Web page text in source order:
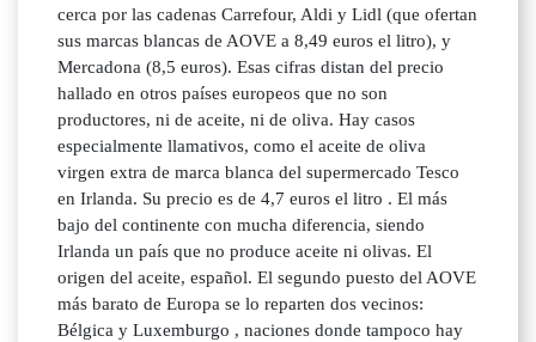
cerca por las cadenas Carrefour, Aldi y Lidl (que ofertan
sus marcas blancas de AOVE a 8,49 euros el litro), y
Mercadona (8,5 euros). Esas cifras distan del precio
hallado en otros países europeos que no son
productores, ni de aceite, ni de oliva. Hay casos
especialmente llamativos, como el aceite de oliva
virgen extra de marca blanca del supermercado Tesco
en Irlanda. Su precio es de 4,7 euros el litro . El más
bajo del continente con mucha diferencia, siendo
Irlanda un país que no produce aceite ni olivas. El
origen del aceite, español. El segundo puesto del AOVE
más barato de Europa se lo reparten dos vecinos:
Bélgica y Luxemburgo , naciones donde tampoco hay